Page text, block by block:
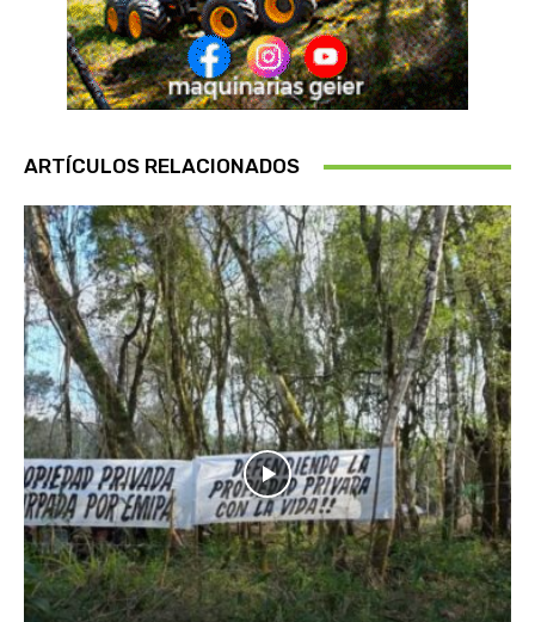
ARTÍCULOS RELACIONADOS